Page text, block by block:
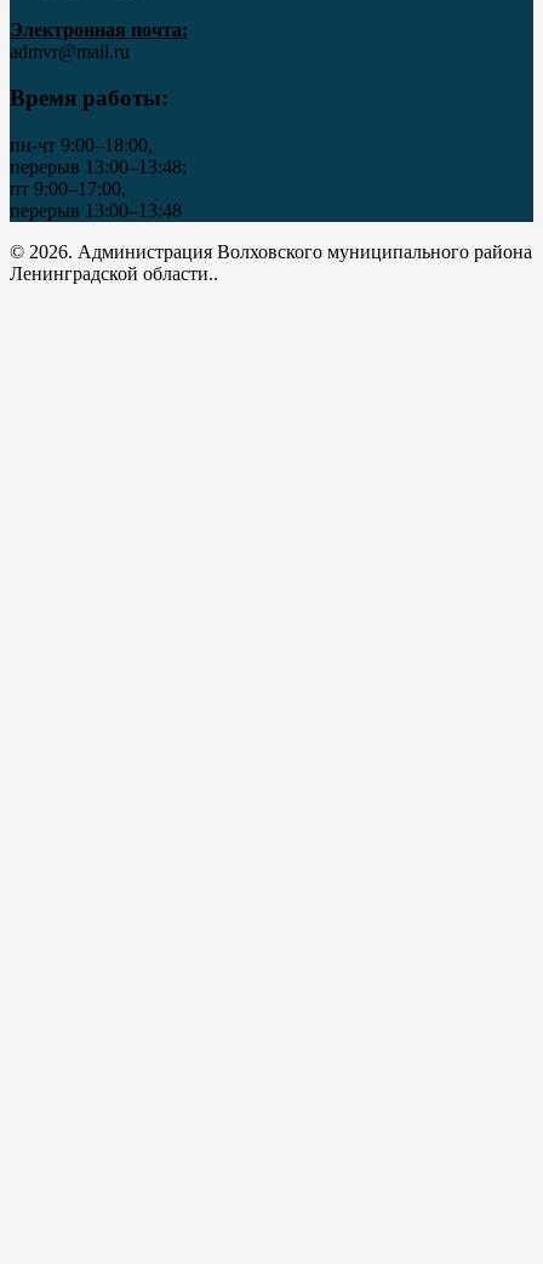
Электронная почта:
admvr@mail.ru
Время работы:
пн-чт 9:00–18:00,
перерыв 13:00–13:48;
пт 9:00–17:00,
перерыв 13:00–13:48
© 2026. Администрация Волховского муниципального района
Ленинградской области..